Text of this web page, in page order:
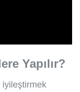
Yapılır?
iyileştirmek